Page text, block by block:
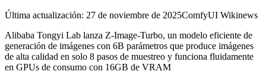
Última actualización: 27 de noviembre de 2025ComfyUI Wikinews
Alibaba Tongyi Lab lanza Z-Image-Turbo, un modelo eficiente de
generación de imágenes con 6B parámetros que produce imágenes
de alta calidad en solo 8 pasos de muestreo y funciona fluidamente
en GPUs de consumo con 16GB de VRAM